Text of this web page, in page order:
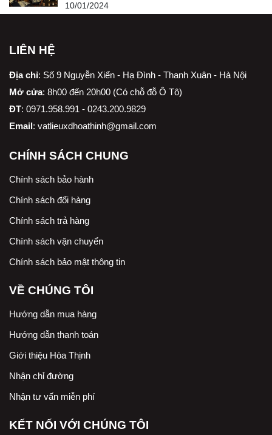
10/01/2024
LIÊN HỆ
Địa chỉ: Số 9 Nguyễn Xiển - Hạ Đình - Thanh Xuân - Hà Nội
Mở cửa: 8h00 đến 20h00 (Có chỗ đỗ Ô Tô)
ĐT: 0971.958.991 - 0243.200.9829
Email: vatlieuxdhoathinh@gmail.com
CHÍNH SÁCH CHUNG
Chính sách bảo hành
Chính sách đổi hàng
Chính sách trả hàng
Chính sách vận chuyển
Chính sách bảo mật thông tin
VỀ CHÚNG TÔI
Hướng dẫn mua hàng
Hướng dẫn thanh toán
Giới thiệu Hòa Thịnh
Nhận chỉ đường
Nhận tư vấn miễn phí
KẾT NỐI VỚI CHÚNG TÔI